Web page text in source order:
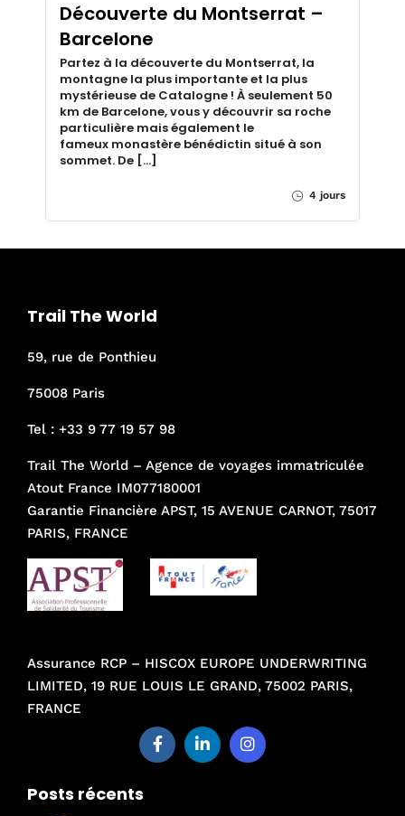
Découverte du Montserrat –
Barcelone
Partez à la découverte du Montserrat, la
montagne la plus importante et la plus
mystérieuse de Catalogne ! À seulement 50
km de Barcelone, vous y découvrir sa roche
particulière mais également le
fameux monastère bénédictin situé à son
sommet. De […]
4 jours
Trail The World
59, rue de Ponthieu
75008 Paris
Tel : +33 9 77 19 57 98
Trail The World – Agence de voyages immatriculée
Atout France IM077180001
Garantie Financière APST, 15 AVENUE CARNOT, 75017
PARIS, FRANCE
Assurance RCP – HISCOX EUROPE UNDERWRITING
LIMITED, 19 RUE LOUIS LE GRAND, 75002 PARIS,
FRANCE
Posts récents